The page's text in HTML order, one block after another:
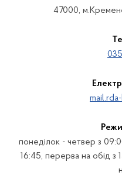
47000,
понеділок - четвер з
16:45, перерва на обід з